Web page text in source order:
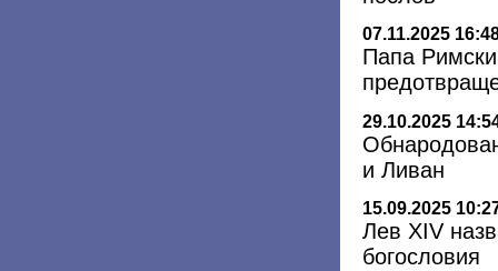
07.11.2025
Папа
29.10.2025
и Ливан
15.09.2025
Лев XIV
богословия